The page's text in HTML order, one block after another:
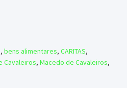
, bens alimentares, CARITAS,
Cavaleiros, Macedo de Cavaleiros,